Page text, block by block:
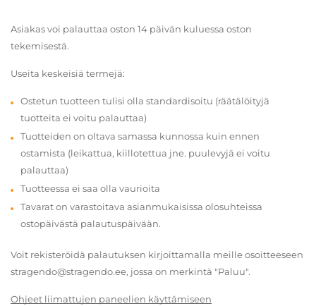
Asiakas voi palauttaa oston 14 päivän kuluessa oston
tekemisestä.
Useita keskeisiä termejä:
Ostetun tuotteen tulisi olla standardisoitu (räätälöityjä
tuotteita ei voitu palauttaa)
Tuotteiden on oltava samassa kunnossa kuin ennen
ostamista (leikattua, kiillotettua jne. puulevyjä ei voitu
palauttaa)
Tuotteessa ei saa olla vaurioita
Tavarat on varastoitava asianmukaisissa olosuhteissa
ostopäivästä palautuspäivään.
Voit rekisteröidä palautuksen kirjoittamalla meille osoitteeseen
stragendo@stragendo.ee, jossa on merkintä "Paluu".
Ohjeet liimattujen paneelien käyttämiseen